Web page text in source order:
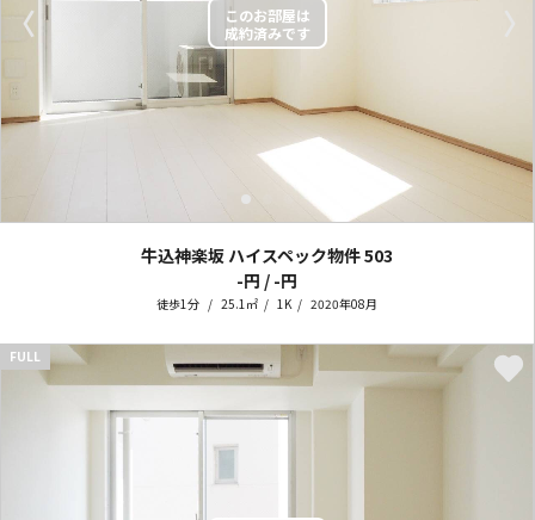
〈
牛込神楽坂 ハイスペック物件503
-円 / -円
徒歩1分 25.1㎡ 1K 2020年08月
FULL